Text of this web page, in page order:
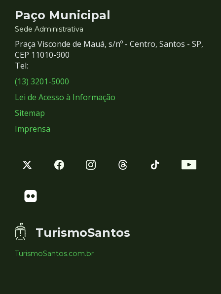
Contato
e
Redes
Sociais
Paço Municipal
Sede Administrativa
Praça Visconde de Mauá, s/nº - Centro, Santos - SP,
CEP 11010-900
Tel:
(13) 3201-5000
Lei de Acesso à Informação
Sitemap
Imprensa
TurismoSantos
TurismoSantos.com.br